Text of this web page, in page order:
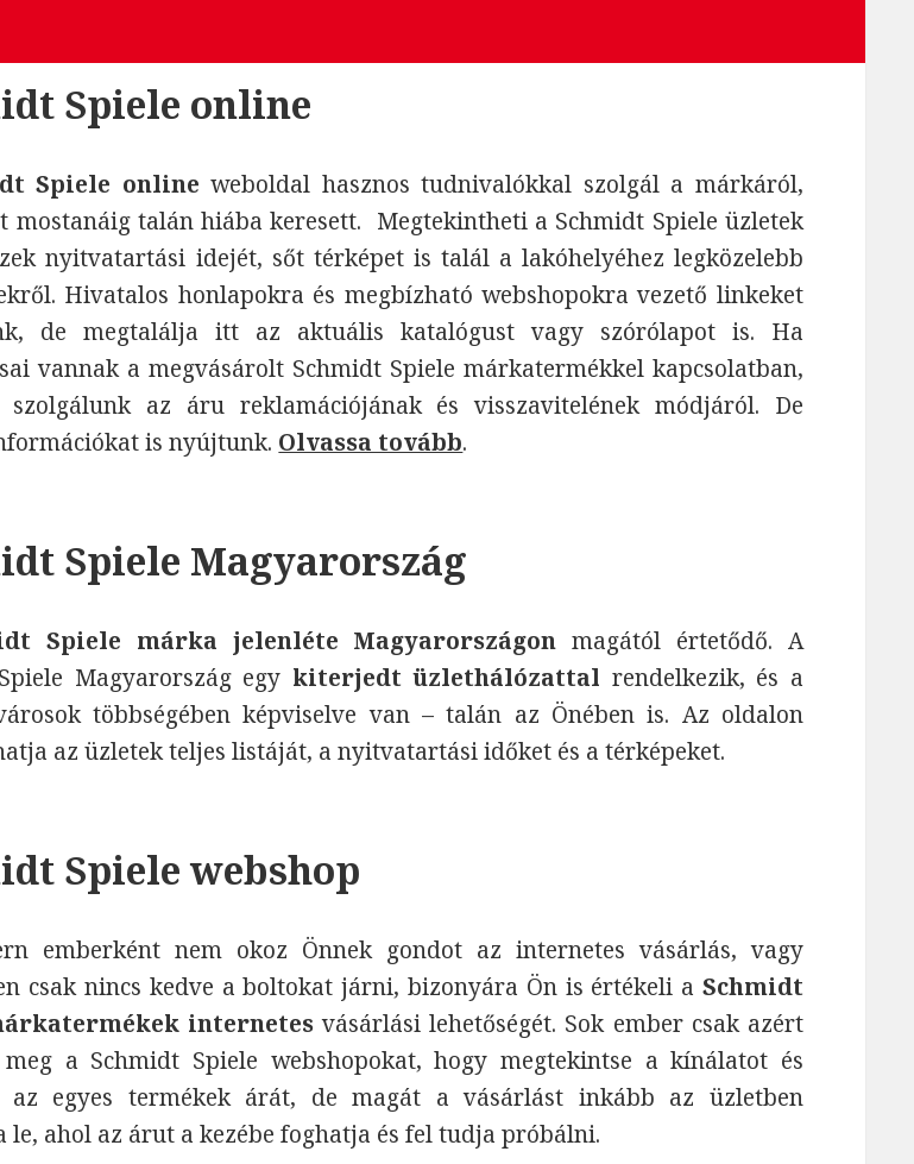
Spiele online
Spiele online weboldal hasznos tudnivalókkal szolgál a márkáról,
mostanáig talán hiába keresett. Megtekintheti a Schmidt Spiele üzletek
nyitvatartási idejét, sőt térképet is talál a lakóhelyéhez legközelebb
Hivatalos honlapokra és megbízható webshopokra vezető linkeket
de megtalálja itt az aktuális katalógust vagy szórólapot is. Ha
vannak a megvásárolt Schmidt Spiele márkatermékkel kapcsolatban,
szolgálunk az áru reklamációjának és visszavitelének módjáról. De
is nyújtunk. Olvassa tovább.
Spiele Magyarország
Spiele márka jelenléte Magyarországon magától értetődő. A
Magyarország egy kiterjedt üzlethálózattal rendelkezik, és a
többségében képviselve van – talán az Önében is. Az oldalon
az üzletek teljes listáját, a nyitvatartási időket és a térképeket.
Spiele webshop
emberként nem okoz Önnek gondot az internetes vásárlás, vagy
csak nincs kedve a boltokat járni, bizonyára Ön is értékeli a Schmidt
internetesvásárlási lehetőségét. Sok ember csak azért
a Schmidt Spiele webshopokat, hogy megtekintse a kínálatot és
az egyes termékek árát, de magát a vásárlást inkább az üzletben
le, ahol az árut a kezébe foghatja és fel tudja próbálni.